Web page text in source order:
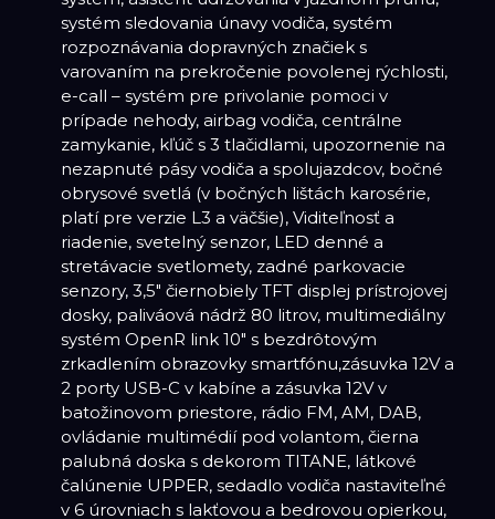
systém sledovania únavy vodiča, systém
rozpoznávania dopravných značiek s
varovaním na prekročenie povolenej rýchlosti,
e-call – systém pre privolanie pomoci v
prípade nehody, airbag vodiča, centrálne
zamykanie, kľúč s 3 tlačidlami, upozornenie na
nezapnuté pásy vodiča a spolujazdcov, bočné
obrysové svetlá (v bočných lištách karosérie,
platí pre verzie L3 a väčšie), Viditeľnosť a
riadenie, svetelný senzor, LED denné a
stretávacie svetlomety, zadné parkovacie
senzory, 3,5" čiernobiely TFT displej prístrojovej
dosky, paliváová nádrž 80 litrov, multimediálny
systém OpenR link 10" s bezdrôtovým
zrkadlením obrazovky smartfónu,zásuvka 12V a
2 porty USB-C v kabíne a zásuvka 12V v
batožinovom priestore, rádio FM, AM, DAB,
ovládanie multimédií pod volantom, čierna
palubná doska s dekorom TITANE, látkové
čalúnenie UPPER, sedadlo vodiča nastaviteľné
v 6 úrovniach s lakťovou a bedrovou opierkou,